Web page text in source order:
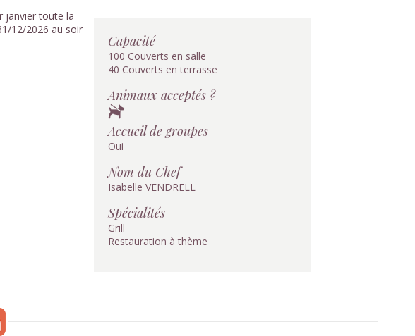
janvier toute la
12/2026 au soir
Capacité
100 Couverts en salle
40 Couverts en terrasse
Animaux acceptés ?
Accueil de groupes
Oui
Nom du Chef
Isabelle VENDRELL
Spécialités
Grill
Restauration à thème